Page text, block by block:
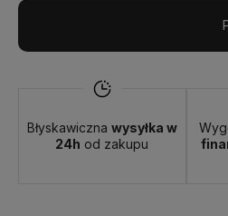
Błyskawiczna wysyłka w
24h od zakupu